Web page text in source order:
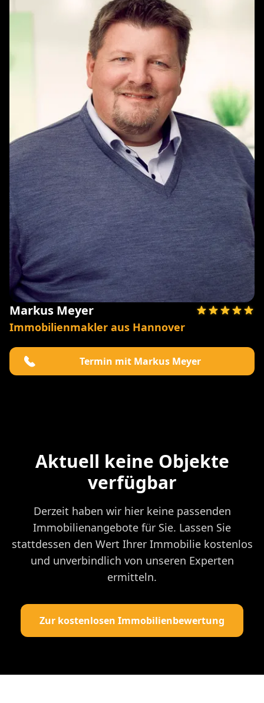
Markus Meyer
Immobilienmakler aus Hannover
Termin mit Markus Meyer
Aktuell keine Objekte
verfügbar
Derzeit haben wir hier keine passenden
Immobilienangebote für Sie. Lassen Sie
stattdessen den Wert Ihrer Immobilie kostenlos
und unverbindlich von unseren Experten
ermitteln.
Zur kostenlosen Immobilienbewertung